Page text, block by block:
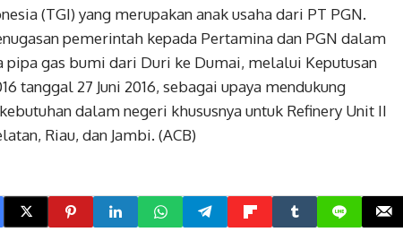
(TGI) yang merupakan anak usaha dari PT PGN.
pemerintah kepada Pertamina dan PGN dalam
pipa gas bumi dari Duri ke Dumai, melalui Keputusan
tanggal 27 Juni 2016, sebagai upaya mendukung
dalam negeri khususnya untuk Refinery Unit II
Riau, dan Jambi. (ACB)